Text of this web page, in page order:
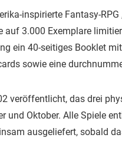
inspirierte Fantasy-
auf 3.000 Exemplare
ein 40-seitiges Booklet
sowie eine
veröffentlicht, das drei
und Oktober. Alle Spiele
ausgeliefert, sobald